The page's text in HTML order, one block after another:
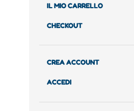
IL MIO CARRELLO
CHECKOUT
CREA ACCOUNT
ACCEDI